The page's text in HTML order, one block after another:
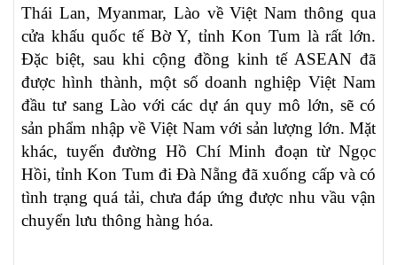
Thái Lan, Myanmar, Lào về Việt Nam thông qua
cửa khấu quốc tế Bờ Y, tỉnh Kon Tum là rất lớn.
Đặc biệt, sau khi cộng đồng kinh tế ASEAN đã
được hình thành, một số doanh nghiệp Việt Nam
đầu tư sang Lào với các dự án quy mô lớn, sẽ có
sản phẩm nhập về Việt Nam với sản lượng lớn. Mặt
khác, tuyến đường Hồ Chí Minh đoạn từ Ngọc
Hồi, tỉnh Kon Tum đi Đà Nẵng đã xuống cấp và có
tình trạng quá tải, chưa đáp ứng được nhu vầu vận
chuyển lưu thông hàng hóa.